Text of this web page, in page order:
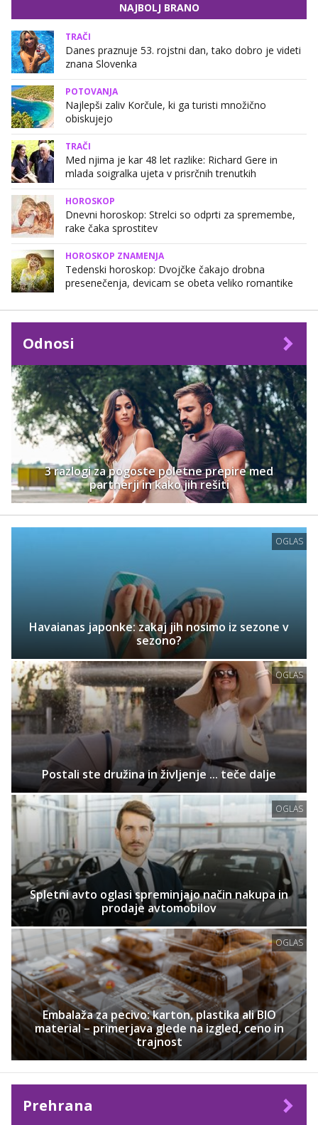
NAJBOLJ BRANO
TRAČI
Danes praznuje 53. rojstni dan, tako dobro je videti
znana Slovenka
POTOVANJA
Najlepši zaliv Korčule, ki ga turisti množično
obiskujejo
TRAČI
Med njima je kar 48 let razlike: Richard Gere in
mlada soigralka ujeta v prisrčnih trenutkih
HOROSKOP
Dnevni horoskop: Strelci so odprti za spremembe,
rake čaka sprostitev
HOROSKOP ZNAMENJA
Tedenski horoskop: Dvojčke čakajo drobna
presenečenja, devicam se obeta veliko romantike
Odnosi
3 razlogi za pogoste poletne prepire med
partnerji in kako jih rešiti
OGLAS
Havaianas japonke: zakaj jih nosimo iz sezone v
sezono?
OGLAS
Postali ste družina in življenje ... teče dalje
OGLAS
Spletni avto oglasi spreminjajo način nakupa in
prodaje avtomobilov
OGLAS
Embalaža za pecivo: karton, plastika ali BIO
material – primerjava glede na izgled, ceno in
trajnost
Prehrana